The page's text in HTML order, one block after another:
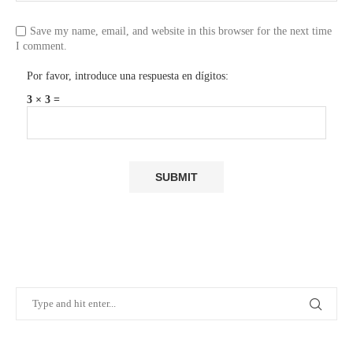
Save my name, email, and website in this browser for the next time
I comment.
Por favor, introduce una respuesta en dígitos:
3 × 3 =